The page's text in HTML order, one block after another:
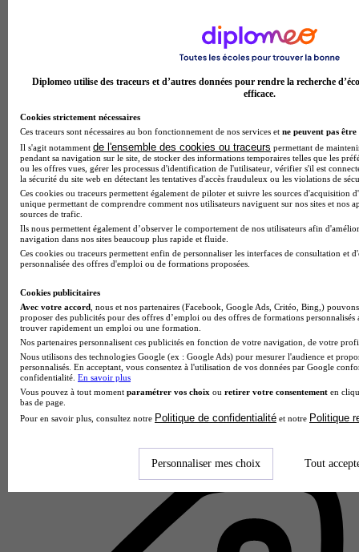
Unité de formation et de recherche
Paris I Sorbonne - UFR 04
2.4
Diplomeo utilise des traceurs et d’autres données pour rendre la recherche
efficace.
Cookies strictement nécessaires
Ces traceurs sont nécessaires au bon fonctionnement de nos services et ne peuvent pas être
Il s'agit notamment de l'ensemble des cookies ou traceurs permettant de
pendant sa navigation sur le site, de stocker des informations temporaires telles que les
ou les offres vues, gérer les processus d'identification de l'utilisateur, vérifier s'il est
la sécurité du site web en détectant les tentatives d'accès frauduleux ou les violations de
Ces cookies ou traceurs permettent également de piloter et suivre les sources d'acquisition
unique permettant de comprendre comment nos utilisateurs naviguent sur nos sites et nos
sources de trafic.
Ils nous permettent également d’observer le comportement de nos utilisateurs afin
navigation dans nos sites beaucoup plus rapide et fluide.
Ces cookies ou traceurs permettent enfin de personnaliser les interfaces de consultation et
personnalisée des offres d'emploi ou de formations proposées.
Cookies publicitaires
Avec votre accord , nous et nos partenaires (Facebook, Google Ads, Critéo, Bing,)
proposer des publicités pour des offres d’emploi ou des offres de formations
trouver rapidement un emploi ou une formation.
Nos partenaires personnalisent ces publicités en fonction de votre navigation, de votre
Nous utilisons des technologies Google (ex : Google Ads) pour mesurer l'audience et
personnalisés. En acceptant, vous consentez à l'utilisation de vos données par Google
confidentialité. En savoir plus
Vous pouvez à tout moment paramétrer vos choix ou retirer votre consentement en
bas de page.
Pour en savoir plus, consultez notre Politique de confidentialité et notre Politique
Personnaliser mes choix Tout